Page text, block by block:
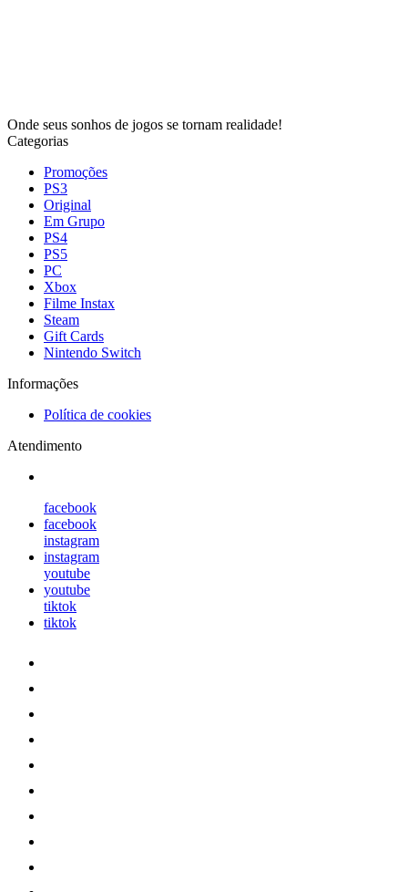
Onde seus sonhos de jogos se tornam realidade!
Categorias
Promoções
PS3
Original
Em Grupo
PS4
PS5
PC
Xbox
Filme Instax
Steam
Gift Cards
Nintendo Switch
Informações
Política de cookies
Atendimento
facebook
facebook
instagram
instagram
youtube
youtube
tiktok
tiktok